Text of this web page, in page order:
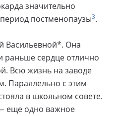
значительно
постменопаузы3.
Васильевной*. Она
раньше сердце отлично
Всю жизнь на заводе
Параллельно с этим
в школьном совете.
еще одно важное